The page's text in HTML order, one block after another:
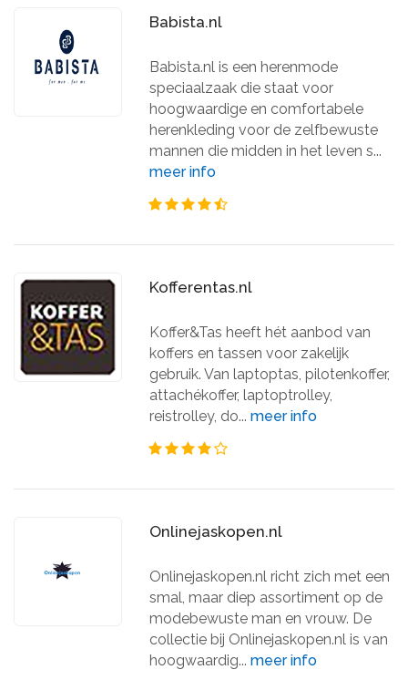
Babista.nl
Babista.nl is een herenmode
speciaalzaak die staat voor
hoogwaardige en comfortabele
herenkleding voor de zelfbewuste
mannen die midden in het leven s...
meer info
Kofferentas.nl
Koffer&Tas heeft hét aanbod van
koffers en tassen voor zakelijk
gebruik. Van laptoptas, pilotenkoffer,
attachékoffer, laptoptrolley,
reistrolley, do...meer info
Onlinejaskopen.nl
Onlinejaskopen.nl richt zich met een
smal, maar diep assortiment op de
modebewuste man en vrouw. De
collectie bij Onlinejaskopen.nl is van
hoogwaardig...meer info